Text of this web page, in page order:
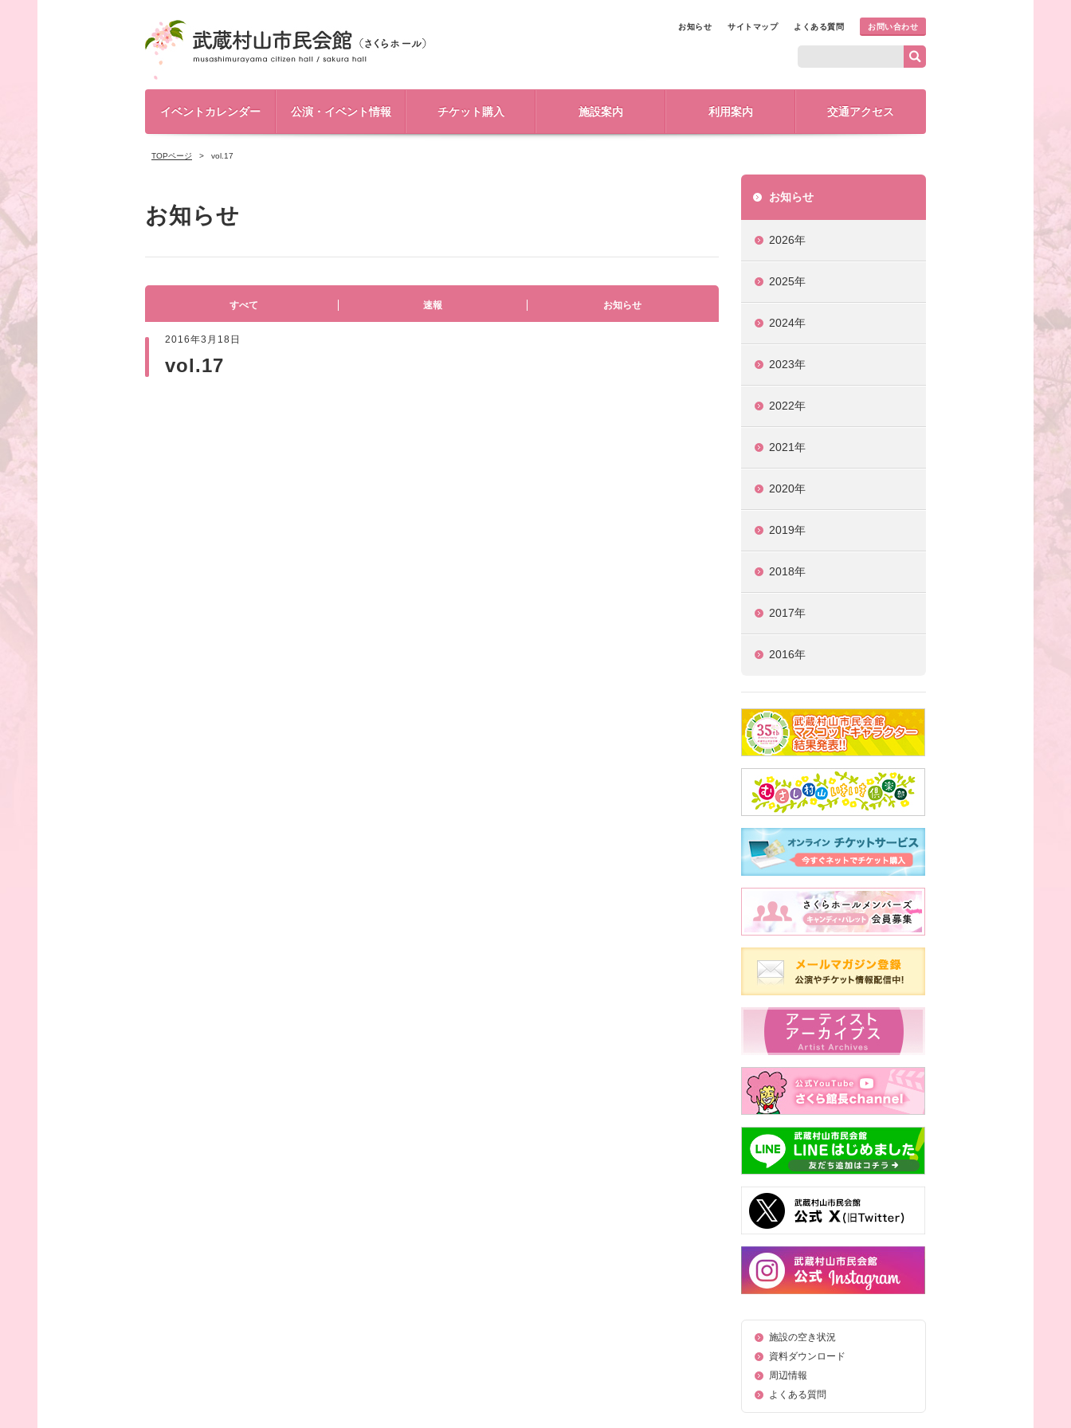
お知らせ サイトマップ よくある質問 お問い合わせ
イベントカレンダー 公演・イベント情報 チケット購入 施設案内 利用案内 交通アクセス
TOPページ vol.17
お知らせ
すべて 速報 お知らせ
2016年3月18日
vol.17
お知らせ
2026年
2025年
2024年
2023年
2022年
2021年
2020年
2019年
2018年
2017年
2016年
施設の空き状況
資料ダウンロード
周辺情報
よくある質問